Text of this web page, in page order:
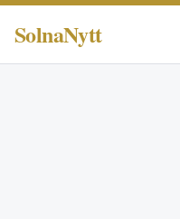
SolnaNytt